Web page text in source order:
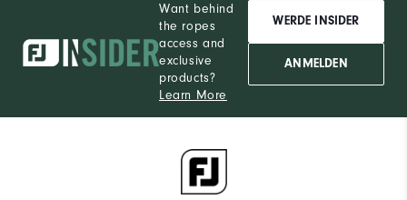
Want behind
the ropes
access and
exclusive
products?
Learn More
WERDE INSIDER
ANMELDEN